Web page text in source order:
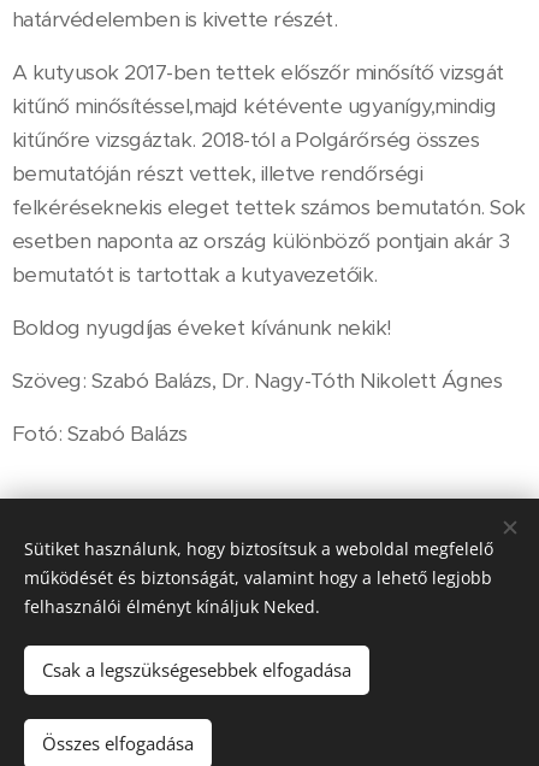
határvédelemben is kivette részét.
A kutyusok 2017-ben tettek előszőr minősítő vizsgát
kitűnő minősítéssel,majd kétévente ugyanígy,mindig
kitűnőre vizsgáztak. 2018-tól a Polgárőrség összes
bemutatóján részt vettek, illetve rendőrségi
felkéréseknekis eleget tettek számos bemutatón. Sok
esetben naponta az ország különböző pontjain akár 3
bemutatót is tartottak a kutyavezetőik.
Boldog nyugdíjas éveket kívánunk nekik!
Szöveg: Szabó Balázs, Dr. Nagy-Tóth Nikolett Ágnes
Fotó: Szabó Balázs
© 2022 Veszprém Megyei Polgárőrségek Szövetsége - Minden jog
Készítette:Nagy Zoltán
Sütiket használunk, hogy biztosítsuk a weboldal megfelelő
működését és biztonságát, valamint hogy a lehető legjobb
felhasználói élményt kínáljuk Neked.
Csak a legszükségesebbek elfogadása
Összes elfogadása